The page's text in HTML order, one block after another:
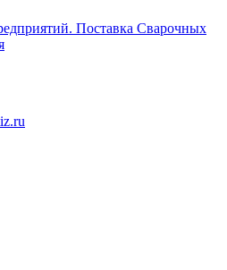
Поставка Сварочных